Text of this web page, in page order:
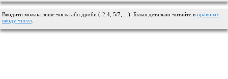
Вводити можна лише числа або дроби (-2.4, 5/7, ...). Більш детально читайте в правилах
вводу чисел